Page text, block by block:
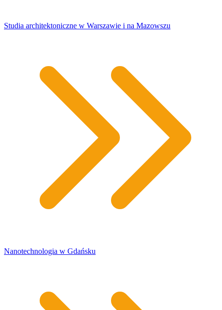
Studia architektoniczne w Warszawie i na Mazowszu
Nanotechnologia w Gdańsku